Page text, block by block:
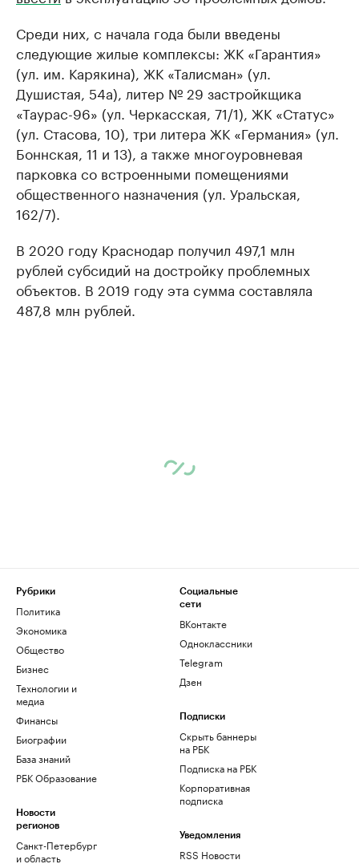
Среди них, с начала года были введены
следующие жилые комплексы: ЖК «Гарантия»
(ул. им. Карякина), ЖК «Талисман» (ул.
Душистая, 54а), литер № 29 застройкщика
«Таурас-96» (ул. Черкасская, 71/1), ЖК «Статус»
(ул. Стасова, 10), три литера ЖК «Германия» (ул.
Боннская, 11 и 13), а также многоуровневая
парковка со встроенными помещениями
общественного назначения (ул. Уральская,
162/7).
В 2020 году Краснодар получил 497,1 млн
рублей субсидий на достройку проблемных
объектов. В 2019 году эта сумма составляла
487,8 млн рублей.
Рубрики
Политика
Экономика
Общество
Бизнес
Технологии и
медиа
Финансы
Биографии
База знаний
РБК Образование
Новости
регионов
Санкт-Петербург
и область
Социальные
сети
ВКонтакте
Одноклассники
Telegram
Дзен
Подписки
Скрыть баннеры
на РБК
Подписка на РБК
Корпоративная
подписка
Уведомления
RSS Новости